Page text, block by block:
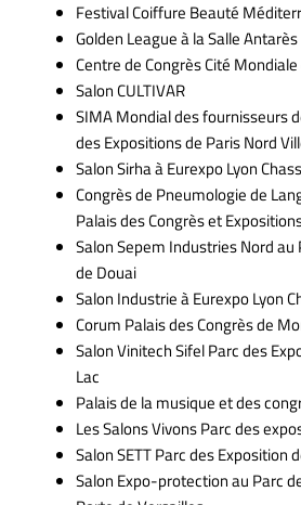
Festival Coiffure Beauté
Golden League à la Salle
Centre de Congrès Cité
Salon CULTIVAR
SIMA Mondial des fournisseurs
des Expositions de Paris Nord
Salon Sirha à Eurexpo Lyon
Congrès de Pneumologie de
Palais des Congrès et
Salon Sepem Industries Nord
de Douai
Salon Industrie à Eurexpo Lyon
Corum Palais des Congrès de
Salon Vinitech Sifel Parc des
Lac
Palais de la musique et des
Les Salons Vivons Parc des
Salon SETT Parc des Exposition
Salon Expo-protection au Parc